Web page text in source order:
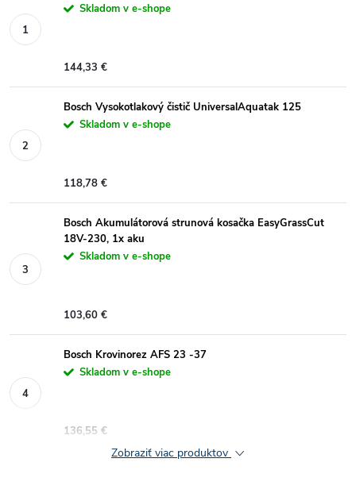
Skladom v e-shope
144,33 €
Bosch Vysokotlakový čistič UniversalAquatak 125
Skladom v e-shope
118,78 €
Bosch Akumulátorová strunová kosačka EasyGrassCut
18V-230, 1x aku
Skladom v e-shope
103,60 €
Bosch Krovinorez AFS 23 -37
Skladom v e-shope
136,55 €
Zobraziť viac produktov